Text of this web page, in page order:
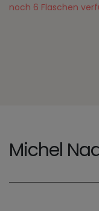
noch 6 Flaschen
Michel